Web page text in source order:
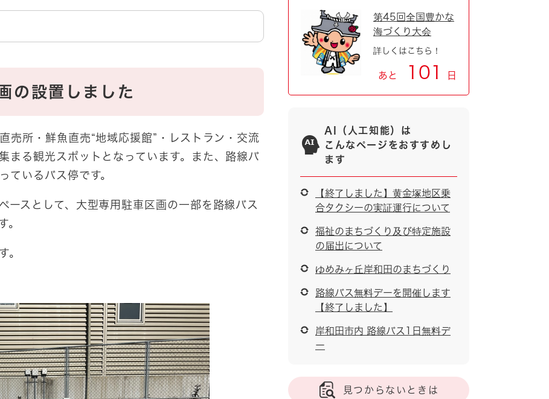
ボラン
の設置しました
所・鮮魚直売“地域応援館”・レストラン・交流
まる観光スポットとなっています。また、路線バ
ているバス停です。
ースとして、大型専用駐車区画の一部を路線バス
。
。
第45回全国豊かな
海づくり大会
詳しくはこちら！
あと 101 日
AI（人工知能）は
こんなページをおすすめし
ます
【終了しました】黄金塚地区乗
合タクシーの実証運行について
福祉のまちづくり及び特定施設
の届出について
ゆめみヶ丘岸和田のまちづくり
路線バス無料デーを開催します
【終了しました】
岸和田市内 路線バス1日無料デ
ー
見つからないときは